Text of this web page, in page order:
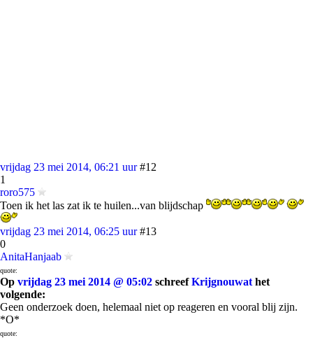
vrijdag 23 mei 2014, 06:21 uur #12
1
roro575
Toen ik het las zat ik te huilen...van blijdschap
vrijdag 23 mei 2014, 06:25 uur #13
0
AnitaHanjaab
quote:
Op vrijdag 23 mei 2014 @ 05:02 schreefKrijgnouwat het
volgende:
Geen onderzoek doen, helemaal niet op reageren en vooral blij zijn.
*O*
quote: